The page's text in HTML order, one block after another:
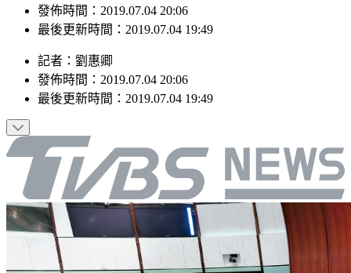
發佈時間：2019.07.04 20:06
最後更新時間：2019.07.04 19:49
記者 ： 劉惠卿
發佈時間： 2019.07.04 20:06
最後更新時間： 2019.07.04 19:49